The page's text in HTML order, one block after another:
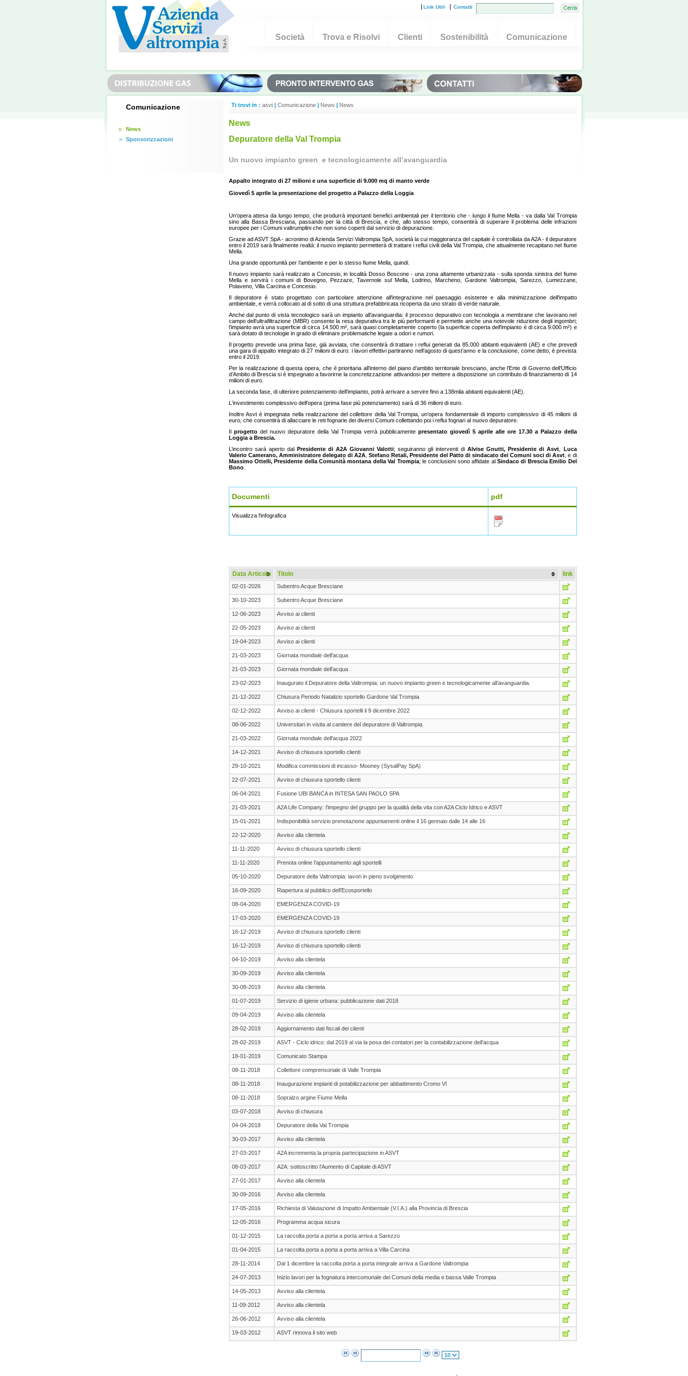
Contatti
Link Utili
Società Trova e Risolvi Clienti Sostenibilità Comunicazione
Comunicazione
News
Sponsorizzazioni
Ti trovi in : asvt | Comunicazione | News | News
News
Depuratore della Val Trompia
Un nuovo impianto green e tecnologicamente all’avanguardia
Appalto integrato di 27 milioni e una superficie di 9.000 mq di manto verde
Giovedì 5 aprile la presentazione del progetto a Palazzo della Loggia
Un’opera attesa da lungo tempo, che produrrà importanti benefici ambientali per il territorio che - lungo il fiume Mella - va dalla Val Trompia
sino alla Bassa Bresciana, passando per la città di Brescia, e che, allo stesso tempo, consentirà di superare il problema delle infrazioni
europee per i Comuni valtrumplini che non sono coperti dal servizio di depurazione.
Grazie ad ASVT SpA - acronimo di Azienda Servizi Valtrompia SpA, società la cui maggioranza del capitale è controllata da A2A - il depuratore
entro il 2019 sarà finalmente realtà: il nuovo impianto permetterà di trattare i reflui civili della Val Trompia, che attualmente recapitano nel fiume
Mella.
Una grande opportunità per l’ambiente e per lo stesso fiume Mella, quindi.
Il nuovo impianto sarà realizzato a Concesio, in località Dosso Boscone - una zona altamente urbanizzata - sulla sponda sinistra del fiume
Mella e servirà i comuni di Bovegno, Pezzaze, Tavernole sul Mella, Lodrino, Marcheno, Gardone Valtrompia, Sarezzo, Lumezzane,
Polaveno, Villa Carcina e Concesio.
Il depuratore è stato progettato con particolare attenzione all'integrazione nel paesaggio esistente e alla minimizzazione dell'impatto
ambientale, e verrà collocato al di sotto di una struttura prefabbricata ricoperta da uno strato di verde naturale.
Anche dal punto di vista tecnologico sarà un impianto all’avanguardia: il processo depurativo con tecnologia a membrane che lavorano nel
campo dell’ultrafiltrazione (MBR) consente la resa depurativa tra le più performanti e permette anche una notevole riduzione degli ingombri;
l’impianto avrà una superficie di circa 14.500 m², sarà quasi completamente coperto (la superficie coperta dell'impianto è di circa 9.000 m²) e
sarà dotato di tecnologie in grado di eliminare problematiche legate a odori e rumori.
Il progetto prevede una prima fase, già avviata, che consentirà di trattare i reflui generati da 85.000 abitanti equivalenti (AE) e che prevedi
una gara di appalto integrato di 27 milioni di euro: i lavori effettivi partiranno nell’agosto di quest’anno e la conclusione, come detto, è prevista
entro il 2019.
Per la realizzazione di questa opera, che è prioritaria all’interno del piano d’ambito territoriale bresciano, anche l’Ente di Governo dell’Ufficio
d’Ambito di Brescia si è impegnato a favorirne la concretizzazione attivandosi per mettere a disposizione un contributo di finanziamento di 14
milioni di euro.
La seconda fase, di ulteriore potenziamento dell’impianto, potrà arrivare a servire fino a 138mila abitanti equivalenti (AE).
L'investimento complessivo dell'opera (prima fase più potenziamento) sarà di 36 milioni di euro.
Inoltre Asvt è impegnata nella realizzazione del collettore della Val Trompia, un'opera fondamentale di importo complessivo di 45 milioni di
euro, che consentirà di allacciare le reti fognarie dei diversi Comuni collettando poi i reflui fognari al nuovo depuratore.
Il progetto del nuovo depuratore della Val Trompia verrà pubblicamente presentato giovedì 5 aprile alle ore 17.30 a Palazzo della
Loggia a Brescia.
L’incontro sarà aperto dal Presidente di A2A Giovanni Valotti; seguiranno gli interventi diAlvise Gnutti, Presidente di Asvt
Luca
Valerio Camerano, Amministratore delegato di A2A, Stefano Retali, Presidente del Patto di sindacato dei Comuni soci di Asvt , e di
Massimo Ottelli, Presidente della Comunità montana della Val Trompia; le conclusioni sono affidate al Sindaco di Brescia Emilio Del
Bono.
Documenti pdf
Visualizza l'infografica
Data Articolo Titolo link
02-01-2026 Subentro Acque Bresciane
30-10-2023 Subentro Acque Bresciane
12-06-2023 Avviso ai clienti
22-05-2023 Avviso ai clienti
19-04-2023 Avviso ai clienti
21-03-2023 Giornata mondiale dell'acqua
21-03-2023 Giornata mondiale dell'acqua
23-02-2023 Inaugurato il Depuratore della Valtrompia: un nuovo impianto green e tecnologicamente all’avanguardia.
21-12-2022 Chiusura Periodo Natalizio sportello Gardone Val Trompia
02-12-2022 Avviso ai clienti - Chiusura sportelli il 9 dicembre 2022
08-06-2022 Universitari in visita al cantiere del depuratore di Valtrompia
21-03-2022 Giornata mondiale dell'acqua 2022
14-12-2021 Avviso di chiusura sportello clienti
29-10-2021 Modifica commissioni di incasso- Mooney (SysalPay SpA)
22-07-2021 Avviso di chiusura sportello clienti
06-04-2021 Fusione UBI BANCA in INTESA SAN PAOLO SPA
21-03-2021 A2A Life Company: l’impegno del gruppo per la qualità della vita con A2A Ciclo Idrico e ASVT
15-01-2021 Indisponibilità servizio prenotazione appuntamenti online il 16 gennaio dalle 14 alle 16
22-12-2020 Avviso alla clientela
11-11-2020 Avviso di chiusura sportello clienti
11-11-2020 Prenota online l’appuntamento agli sportelli
05-10-2020 Depuratore della Valtrompia: lavori in pieno svolgimento
16-09-2020 Riapertura al pubblico dell’Ecosportello
08-04-2020 EMERGENZA COVID-19
17-03-2020 EMERGENZA COVID-19
16-12-2019 Avviso di chiusura sportello clienti
16-12-2019 Avviso di chiusura sportello clienti
04-10-2019 Avviso alla clientela
30-09-2019 Avviso alla clientela
30-08-2019 Avviso alla clientela
01-07-2019 Servizio di igiene urbana: pubblicazione dati 2018
09-04-2019 Avviso alla clientela
28-02-2019 Aggiornamento dati fiscali dei clienti
28-02-2019 ASVT - Ciclo idrico: dal 2019 al via la posa dei contatori per la contabilizzazione dell’acqua
18-01-2019 Comunicato Stampa
08-11-2018 Collettore comprensoriale di Valle Trompia
08-11-2018 Inaugurazione impianti di potabilizzazione per abbattimento Cromo VI
08-11-2018 Sopralzo argine Fiume Mella
03-07-2018 Avviso di chiusura
04-04-2018 Depuratore della Val Trompia
30-03-2017 Avviso alla clientela
27-03-2017 A2A incrementa la propria partecipazione in ASVT
08-03-2017 A2A: sottoscritto l’Aumento di Capitale di ASVT
27-01-2017 Avviso alla clientela
30-09-2016 Avviso alla clientela
17-05-2016 Richiesta di Valutazione di Impatto Ambientale (V.I.A.) alla Provincia di Brescia
12-05-2016 Programma acqua sicura
01-12-2015 La raccolta porta a porta a porta arriva a Sarezzo
01-04-2015 La raccolta porta a porta a porta arriva a Villa Carcina
28-11-2014 Dal 1 dicembre la raccolta porta a porta integrale arriva a Gardone Valtrompia
24-07-2013 Inizio lavori per la fognatura intercomunale dei Comuni della media e bassa Valle Trompia
14-05-2013 Avviso alla clientela
11-09-2012 Avviso alla clientela
26-06-2012 Avviso alla clientela
19-03-2012 ASVT rinnova il sito web